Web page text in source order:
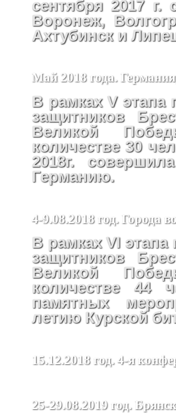
сентября 2017 г.
Воронеж,
Ахтубинск и
Май 2018 года.
В рамках V этапа
защитников
Великой
количестве 30
2018г.
Германию.
4-9.08.2018 год. Города
В рамках VI этапа
защитников
Великой
количестве 44
памятных
летию Курской
15.12.2018 год. 4-я
25-29.08.2019 год.